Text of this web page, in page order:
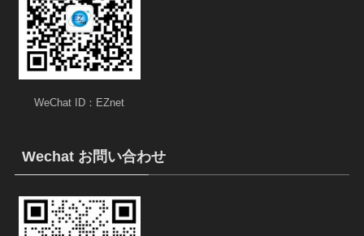
WeChat ID：EZnet
Wechat お問い合わせ